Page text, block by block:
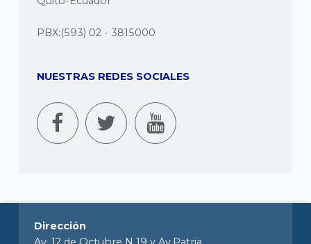
PBX:(593) 02 - 3815000
NUESTRAS REDES SOCIALES
Dirección